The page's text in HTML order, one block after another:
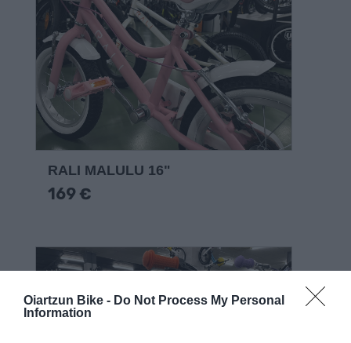
Oiartzun Bike - Do Not Process My Personal
Information
RALI MALULU 16"
169 €